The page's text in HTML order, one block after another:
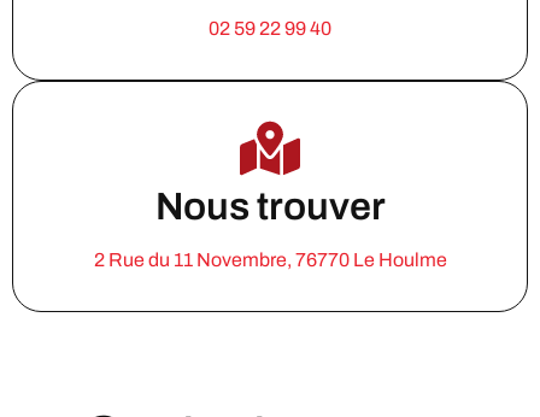
02 59 22 99 40
Nous trouver
2 Rue du 11 Novembre, 76770 Le Houlme